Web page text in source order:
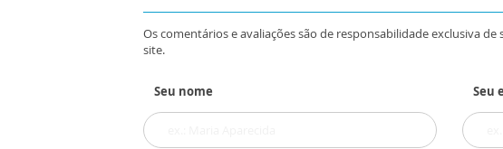
Os comentários e avaliações são de responsabilidade exclusiva
site.
Seu nome Seu